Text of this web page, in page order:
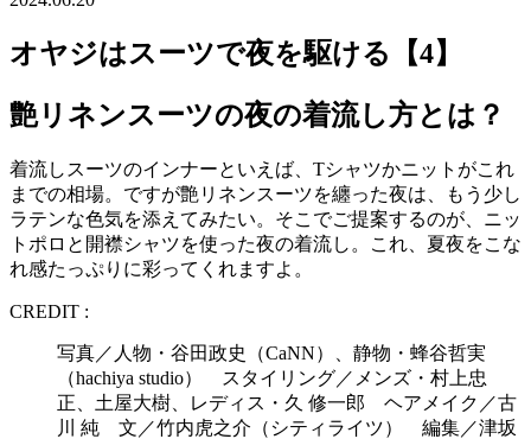
オヤジはスーツで夜を駆ける【4】
艶リネンスーツの夜の着流し方とは？
着流しスーツのインナーといえば、Tシャツかニットがこれ
までの相場。ですが艶リネンスーツを纏った夜は、もう少し
ラテンな色気を添えてみたい。そこでご提案するのが、ニッ
トポロと開襟シャツを使った夜の着流し。これ、夏夜をこな
れ感たっぷりに彩ってくれますよ。
CREDIT :
写真／人物・谷田政史（CaNN）、静物・蜂谷哲実
（hachiya studio） スタイリング／メンズ・村上忠
正、土屋大樹、レディス・久 修一郎 ヘアメイク／古
川 純 文／竹内虎之介（シティライツ） 編集／津坂